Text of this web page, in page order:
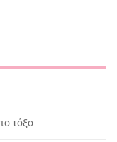
τόξο